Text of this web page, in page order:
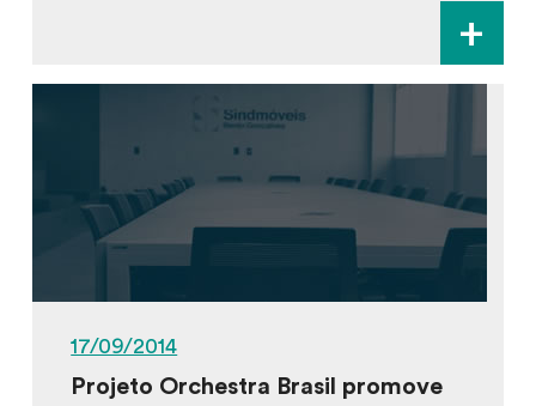
+
17/09/2014
Projeto Orchestra Brasil promove